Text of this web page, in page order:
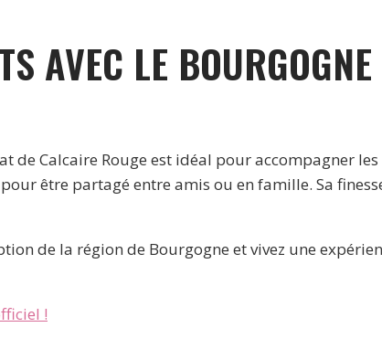
AVEC LE
de Calcaire Rouge est idéal pour accompagner
être partagé entre amis ou en famille. Sa
de la région de Bourgogne et vivez une
!